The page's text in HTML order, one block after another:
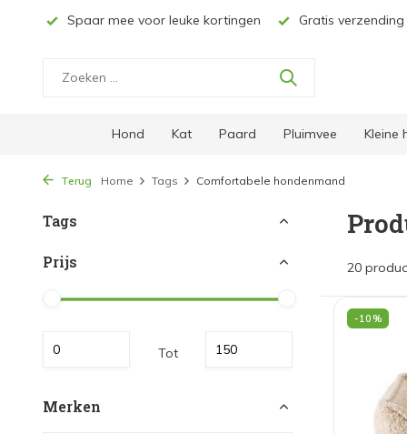
Spaar mee voor leuke kortingen Gratis
Hond Kat Paard Pluimvee Kleine
Terug Home Tags Comfortabele hondenmand
Tags
Prijs
Tot
Merken
20
-10%